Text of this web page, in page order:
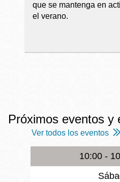
que se mantenga en
el verano.
Próximos eventos y
Ver todos los eventos
10:00 -